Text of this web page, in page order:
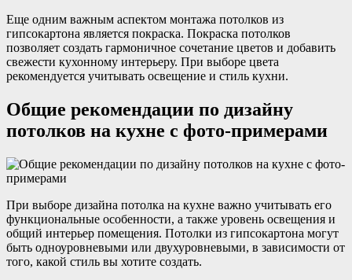
Еще одним важным аспектом монтажа потолков из
гипсокартона является покраска. Покраска потолков
позволяет создать гармоничное сочетание цветов и добавить
свежести кухонному интерьеру. При выборе цвета
рекомендуется учитывать освещение и стиль кухни.
Общие рекомендации по дизайну
потолков на кухне с фото-примерами
При выборе дизайна потолка на кухне важно учитывать его
функциональные особенности, а также уровень освещения и
общий интерьер помещения. Потолки из гипсокартона могут
быть одноуровневыми или двухуровневыми, в зависимости от
того, какой стиль вы хотите создать.